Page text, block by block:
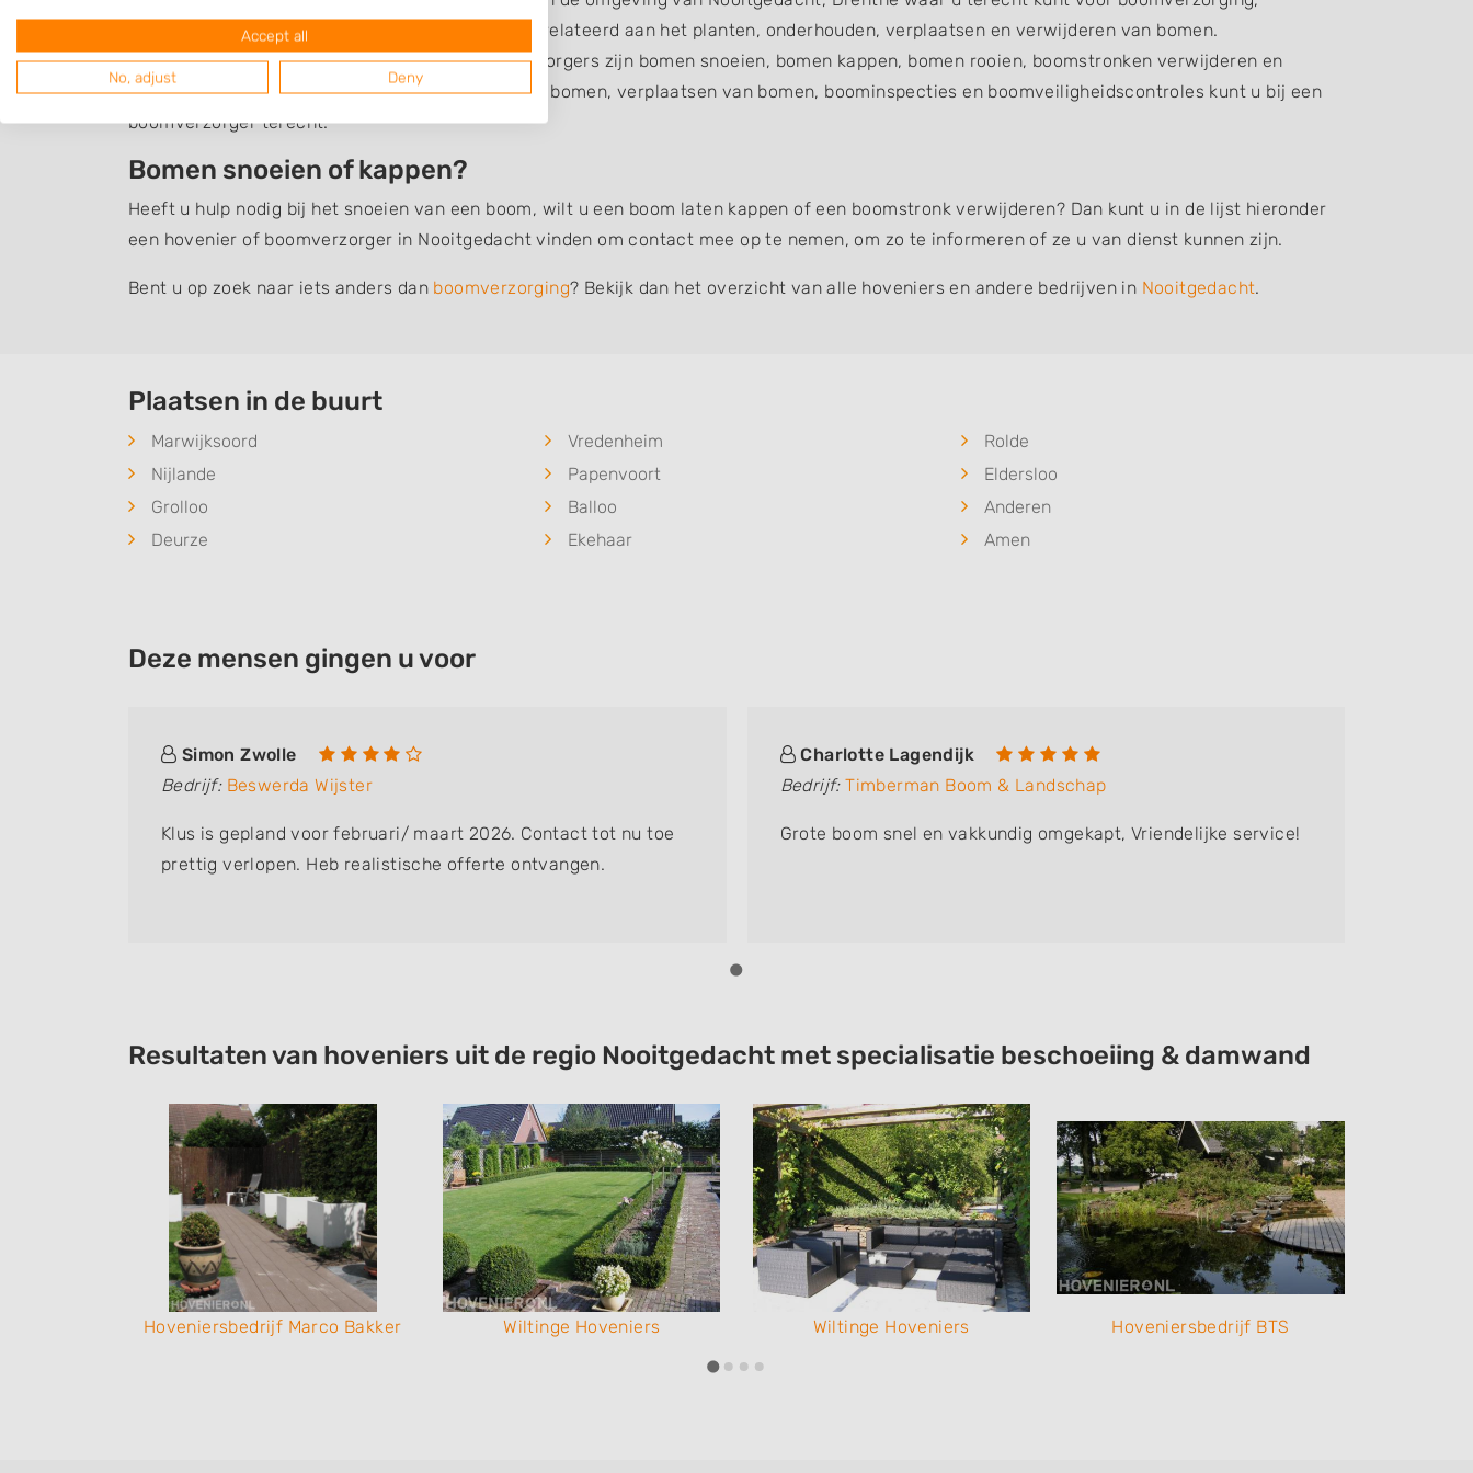
waaronder alle werkzaamheden vallen die zijn gerelateerd aan het planten, onderhouden, verplaatsen en verwijderen van bomen.
Veelvoorkomende werkzaamheden van boomverzorgers zijn bomen snoeien, bomen kappen, bomen rooien, boomstronken verwijderen en
stobbenfrezen. Maar ook voor het aanplanten van bomen, verplaatsen van bomen, boominspecties en boomveiligheidscontroles kunt u bij een
boomverzorger terecht.
Bomen snoeien of kappen?
Heeft u hulp nodig bij het snoeien van een boom, wilt u een boom laten kappen of een boomstronk verwijderen? Dan kunt u in de lijst hieronder
een hovenier of boomverzorger in Nooitgedacht vinden om contact mee op te nemen, om zo te informeren of ze u van dienst kunnen zijn.
Bent u op zoek naar iets anders dan boomverzorging? Bekijk dan het overzicht van alle hoveniers en andere bedrijven in Nooitgedacht.
Plaatsen in de buurt
Marwijksoord Vredenheim
Rolde
Nijlande
Papenvoort
Eldersloo
Grolloo
Balloo
Anderen
Deurze
Ekehaar Amen
Deze mensen gingen u voor
Simon Zwolle
Bedrijf: Beswerda Wijster
Klus is gepland voor februari/ maart 2026. Contact tot nu toe
prettig verlopen. Heb realistische offerte ontvangen.
Charlotte Lagendijk
Bedrijf: Timberman Boom & Landschap
Grote boom snel en vakkundig omgekapt, Vriendelijke service!
Resultaten van hoveniers uit de regio Nooitgedacht met specialisatie beschoeiing & damwand
Hoveniersbedrijf Marco Bakker Wiltinge Hoveniers Wiltinge Hoveniers Hoveniersbedrijf BTS
Accept all
No, adjust Deny